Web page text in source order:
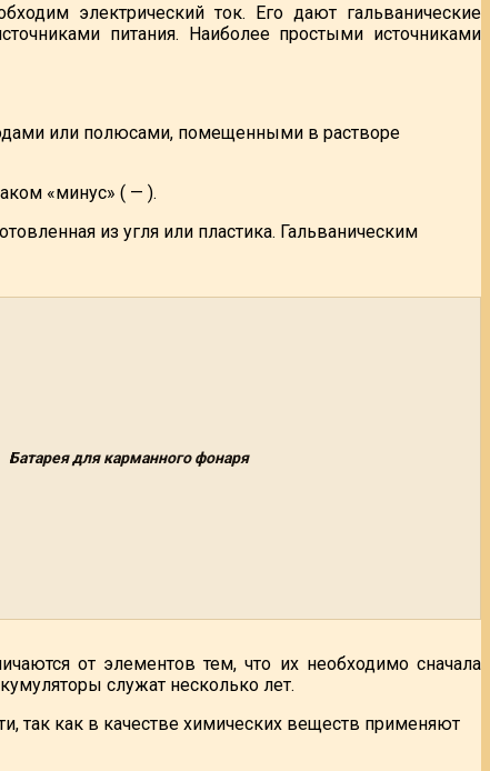
электрический ток. Его дают гальванические
питания. Наиболее простыми источниками
или полюсами, помещенными в растворе
«минус» ( — ).
из угля или пластика. Гальваническим
Батарея для карманного фонаря
от элементов тем, что их необходимо сначала
служат несколько лет.
так как в качестве химических веществ применяют